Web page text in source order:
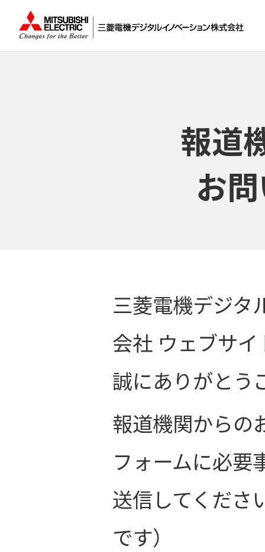
報道
お
三菱電機デジタ
会社 ウェブサ
誠にありがとう
報道機関からの
フォームに必要
送信してくだ
です）